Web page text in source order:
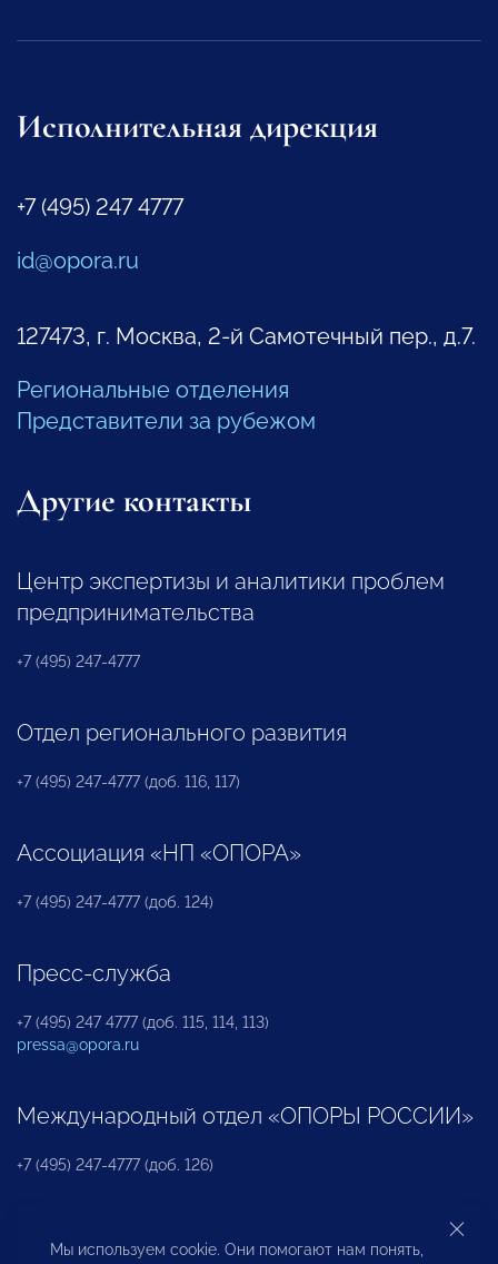
Исполнительная дирекция
+7 (495) 247 4777
id@opora.ru
127473, г. Москва, 2-й Самотечный пер., д.7.
Региональные отделения
Представители за рубежом
Другие контакты
Центр экспертизы и аналитики проблем
предпринимательства
+7 (495) 247-4777
Отдел регионального развития
+7 (495) 247-4777 (доб. 116, 117)
Ассоциация «НП «ОПОРА»
+7 (495) 247-4777 (доб. 124)
Пресс-служба
+7 (495) 247 4777 (доб. 115, 114, 113)
pressa@opora.ru
Международный отдел «ОПОРЫ РОССИИ»
+7 (495) 247-4777 (доб. 126)
Бюро по защите прав предпринимателей и
Мы используем cookie. Они помогают нам понять,